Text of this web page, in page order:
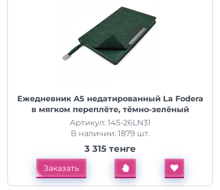
Ежедневник A5 недатированный La Fodera
в мягком переплёте, тёмно-зелёный
Артикул: 145-26LN31
В наличии: 1879 шт.
3 315 тенге
Заказать